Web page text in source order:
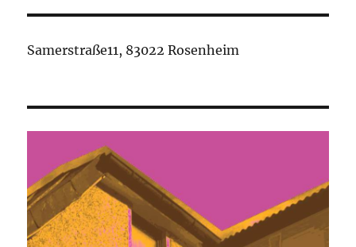
Samerstraße11, 83022 Rosenheim